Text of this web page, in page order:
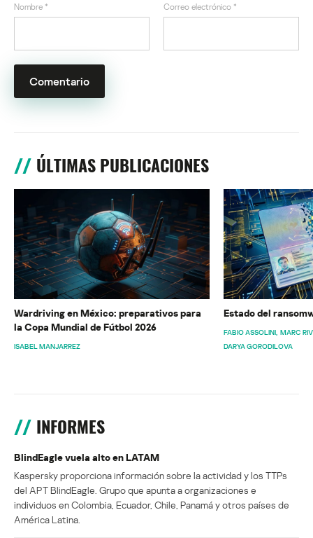
Nombre * Correo electrónico *
ÚLTIMAS PUBLICACIONES
Wardriving en México: preparativos para
la Copa Mundial de Fútbol 2026
ISABEL MANJARREZ
Estado del
FABIO ASSOLINI MARC
DARYA GORODILOVA
INFORMES
BlindEagle vuela alto en LATAM
Kaspersky proporciona información sobre la actividad y los TTPs
del APT BlindEagle. Grupo que apunta a organizaciones e
individuos en Colombia, Ecuador, Chile, Panamá y otros países de
América Latina.